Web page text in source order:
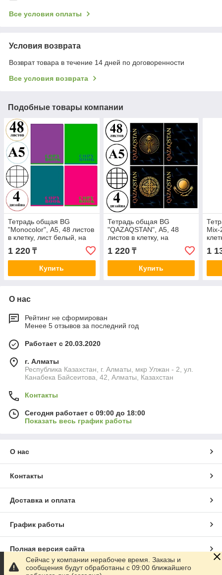
Все условия оплаты
Условия возврата
Возврат товара в течение 14 дней по договоренности
Все условия возврата
Подобные товары компании
Тетрадь общая BG
"Monocolor", А5, 48 листов
в клетку, лист белый, на
скрепке
1 220 ₸
Купить
Тетрадь общая BG
"QAZAQSTAN", А5, 48
листов в клетку, на
скрепке
1 220₸
Купить
Mix-
1
О нас
Рейтинг не сформирован
Менее 5 отзывов за последний год
Работает с 20.03.2020
г. Алматы
Республика Казахстан, г. Алматы, мкр Улжан - 2, ул.
Канабека Байсеитова, 42, Алматы, Казахстан
Контакты
Сегодня работает с 09:00 до 18:00
Показать весь график работы
О нас
Контакты
Доставка и оплата
График работы
Полная версия сайта
Сайт создан на маркетплейсе
Сейчас у компании нерабочее время. Заказы и
сообщения будут обработаны с 09:00 ближайшего